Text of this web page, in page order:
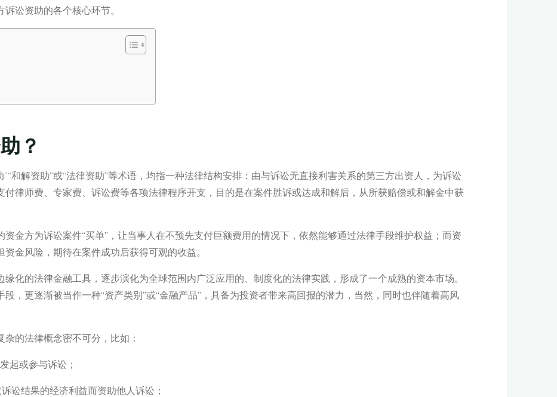
讼资助的各个核心环节。
？
”“和解资助”或“法律资助”等术语，均指一种法律结构安排：由与诉讼无直接利害关系的第三方出资人，为诉讼
律师费、专家费、诉讼费等各项法律程序开支，目的是在案件胜诉或达成和解后，从所获赔偿或和解金中获
金方为诉讼案件“买单”，让当事人在不预先支付巨额费用的情况下，依然能够通过法律手段维护权益；而资
金风险，期待在案件成功后获得可观的收益。
化的法律金融工具，逐步演化为全球范围内广泛应用的、制度化的法律实践，形成了一个成熟的资本市场。
，更逐渐被当作一种“资产类别”或“金融产品”，具备为投资者带来高回报的潜力，当然，同时也伴随着高风
的法律概念密不可分，比如：
起或参与诉讼；
讼结果的经济利益而资助他人诉讼；